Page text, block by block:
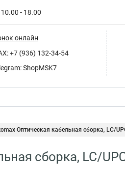
10.00 - 18.00
онлайн
+7 (936) 132-34-54
ShopMSK7
Оптическая кабельная сборка, LC/
сборка, LC/